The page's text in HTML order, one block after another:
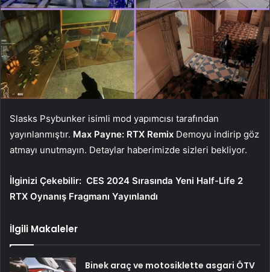
Slasks Psybunker isimli mod yapımcısı tarafından
yayınlanmıştır. Max Payne: RTX Remix Demoyu indirip göz
atmayı unutmayın. Detaylar haberimizde sizleri bekliyor.
İlginizi Çekebilir: CES 2024 Sırasında Yeni Half-Life 2
RTX Oynanış Fragmanı Yayınlandı
İlgili Makaleler
Binek araç ve motosiklette asgari ÖTV